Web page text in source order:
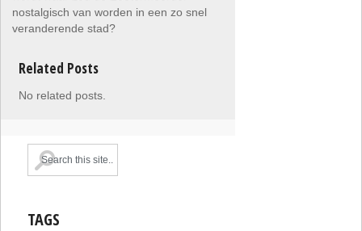
nostalgisch van worden in een zo snel
veranderende stad?
Related Posts
No related posts.
TAGS